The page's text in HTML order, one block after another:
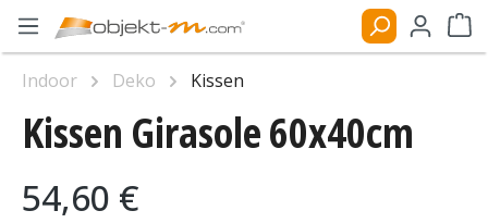
Zum Hauptinhalt springen
Kissen Girasole 60x40cm
Regulärer Preis:
54,60 €
Indoor Deko
Kissen
Bildergalerie überspringen